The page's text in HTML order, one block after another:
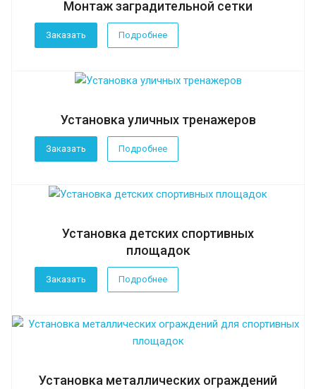
Монтаж заградительной сетки
Заказать Подробнее
Установка уличных тренажеров
Заказать Подробнее
Установка детских спортивных
площадок
Заказать Подробнее
Установка металлических ограждений